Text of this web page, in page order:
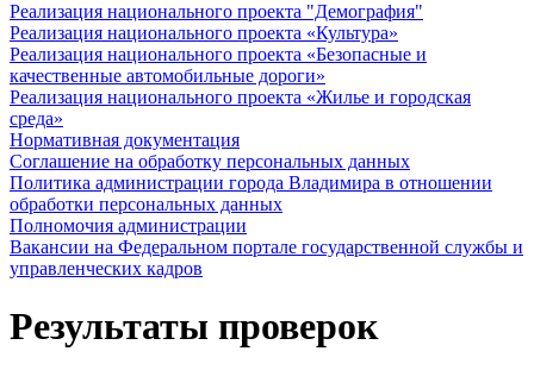
Реализация национального проекта "Демография"
Реализация национального проекта «Культура»
Реализация национального проекта «Безопасные и
качественные автомобильные дороги»
Реализация национального проекта «Жилье и городская
среда»
Нормативная документация
Соглашение на обработку персональных данных
Политика администрации города Владимира в отношении
обработки персональных данных
Полномочия администрации
Вакансии на Федеральном портале государственной службы и
управленческих кадров
Результаты проверок